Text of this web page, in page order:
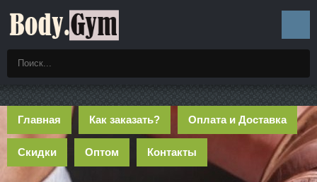
Главная Как заказать? Оплата и Доставка
Скидки Оптом Контакты